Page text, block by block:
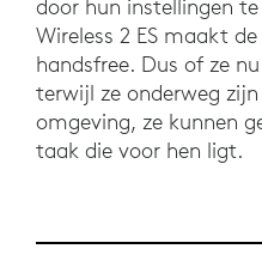
door hun instellingen
Wireless 2 ES maakt
handsfree. Dus of ze
terwijl ze onderweg
omgeving, ze kunnen
taak die voor hen ligt.